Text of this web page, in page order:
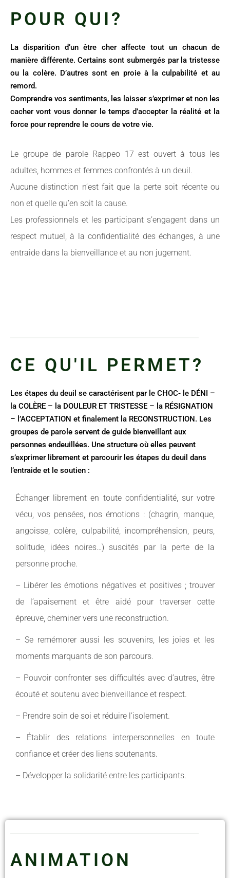
POUR QUI?
La disparition d’un être cher affecte tout un chacun de
manière différente. Certains sont submergés par la tristesse
ou la colère. D’autres sont en proie à la culpabilité et au
remord.
Comprendre vos sentiments, les laisser s’exprimer et non les
cacher vont vous donner le temps d’accepter la réalité et la
force pour reprendre le cours de votre vie.
Le groupe de parole Rappeo 17 est ouvert à tous les
adultes, hommes et femmes confrontés à un deuil.
Aucune distinction n’est fait que la perte soit récente ou
non et quelle qu’en soit la cause.
Les professionnels et les participant s’engagent dans un
respect mutuel, à la confidentialité des échanges, à une
entraide dans la bienveillance et au non jugement.
CE QU'IL PERMET?
Les étapes du deuil se caractérisent par le CHOC- le DÉNI –
la COLÈRE – la DOULEUR ET TRISTESSE – la RÉSIGNATION
– l’ACCEPTATION et finalement la RECONSTRUCTION. Les
groupes de parole servent de guide bienveillant aux
personnes endeuillées. Une structure où elles peuvent
s’exprimer librement et parcourir les étapes du deuil dans
l’entraide et le soutien :
Échanger librement en toute confidentialité, sur votre
vécu, vos pensées, nos émotions : (chagrin, manque,
angoisse, colère, culpabilité, incompréhension, peurs,
solitude, idées noires…) suscités par la perte de la
personne proche.
– Libérer les émotions négatives et positives ; trouver
de l’apaisement et être aidé pour traverser cette
épreuve, cheminer vers une reconstruction.
– Se remémorer aussi les souvenirs, les joies et les
moments marquants de son parcours.
– Pouvoir confronter ses difficultés avec d’autres, être
écouté et soutenu avec bienveillance et respect.
– Prendre soin de soi et réduire l’isolement.
– Établir des relations interpersonnelles en toute
confiance et créer des liens soutenants.
– Développer la solidarité entre les participants.
ANIMATION